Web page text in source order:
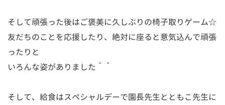
そして頑張った後はご褒美に久しぶりの椅子取りゲーム☆
友だちのことを応援したり、絶対に座ると意気込んで頑張
ったりと
いろんな姿がありました＾＾
そして、給食はスペシャルデーで園長先生とともこ先生に